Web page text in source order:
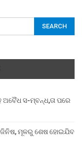
ସ-ମ୍ବନ୍ଧ,ତା ପରେ
ଜିନିଷ, ମୂଳରୁ ଶେଷ ହୋଇଯିବ